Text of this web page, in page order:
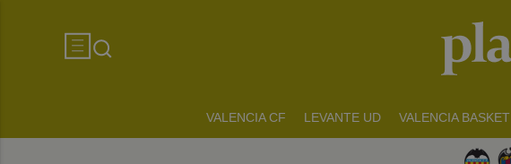
VALENCIA CF LEVANTE UD VALENCIA BASKET